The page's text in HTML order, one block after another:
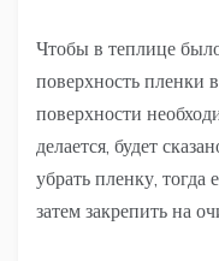
Чтобы в теплице
поверхность пленки
поверхности
делается, будет
убрать пленку, тогда
затем закрепить на